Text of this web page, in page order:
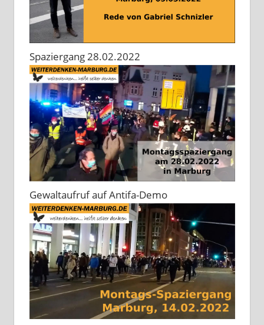
Spaziergang 28.02.2022
Gewaltaufruf auf Antifa-Demo